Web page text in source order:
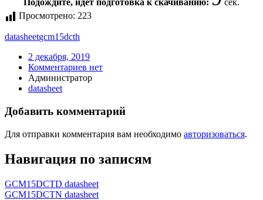
Подождите, идет подготовка к скачиванию:
сек.
Просмотрено: 223
datasheetgcm15dcth
2 декабря, 2019
Комментариев нет
Администратор
datasheet
Добавить комментарий
Для отправки комментария вам необходимо авторизоваться.
Навигация по записям
GCM15DCTD datasheet
GCM15DCTN datasheet